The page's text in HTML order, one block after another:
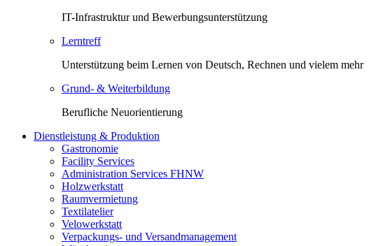
IT-Infrastruktur und Bewerbungsunterstützung
Lerntreff
Unterstützung beim Lernen von Deutsch, Rechnen und vielem mehr
Grund- & Weiterbildung
Berufliche Neuorientierung
Dienstleistung & Produktion
Gastronomie
Facility Services
Administration Services FHNW
Holzwerkstatt
Raumvermietung
Textilatelier
Velowerkstatt
Verpackungs- und Versandmanagement